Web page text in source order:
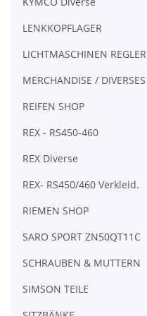
LENKKOPFLAGER
LICHTMASCHINEN REGLER
MERCHANDISE / DIVERSES
REIFEN SHOP
REX - RS450-460
REX Diverse
REX- RS450/460 Verkleid.
RIEMEN SHOP
SARO SPORT ZN50QT11C
SCHRAUBEN & MUTTERN
SIMSON TEILE